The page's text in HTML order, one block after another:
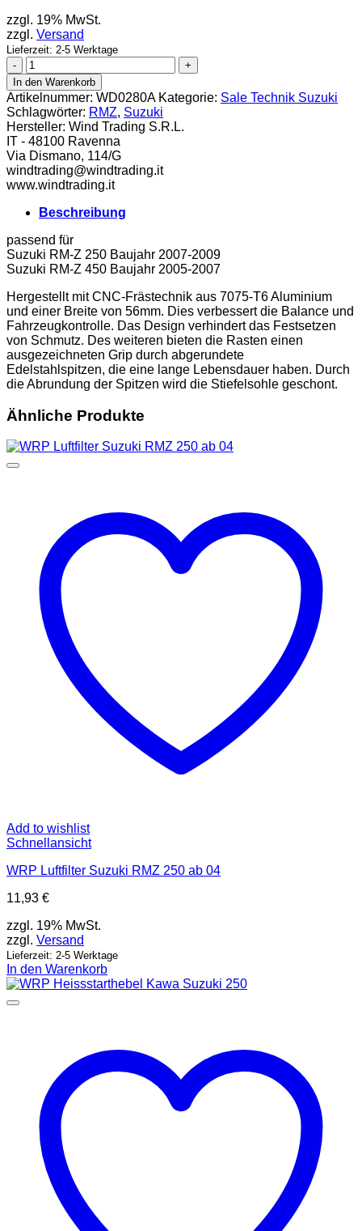
zzgl. 19% MwSt.
zzgl. Versand
Lieferzeit: 2-5 Werktage
WRP
Alufußraster
Suzuki
RMZ
250
ab
07
450
05-
07
Menge
In den Warenkorb
Artikelnummer: WD0280A Kategorie: Sale Technik Suzuki
Schlagwörter: RMZ, Suzuki
Hersteller: Wind Trading S.R.L.
IT - 48100 Ravenna
Via Dismano, 114/G
windtrading@windtrading.it
www.windtrading.it
Beschreibung
passend für
Suzuki RM-Z 250 Baujahr 2007-2009
Suzuki RM-Z 450 Baujahr 2005-2007
Hergestellt mit CNC-Frästechnik aus 7075-T6 Aluminium
und einer Breite von 56mm. Dies verbessert die Balance und
Fahrzeugkontrolle. Das Design verhindert das Festsetzen
von Schmutz. Des weiteren bieten die Rasten einen
ausgezeichneten Grip durch abgerundete
Edelstahlspitzen, die eine lange Lebensdauer haben. Durch
die Abrundung der Spitzen wird die Stiefelsohle geschont.
Ähnliche Produkte
Add to wishlist
Schnellansicht
WRP Luftfilter Suzuki RMZ 250 ab 04
11,93 €
zzgl. 19% MwSt.
zzgl. Versand
Lieferzeit: 2-5 Werktage
In den Warenkorb